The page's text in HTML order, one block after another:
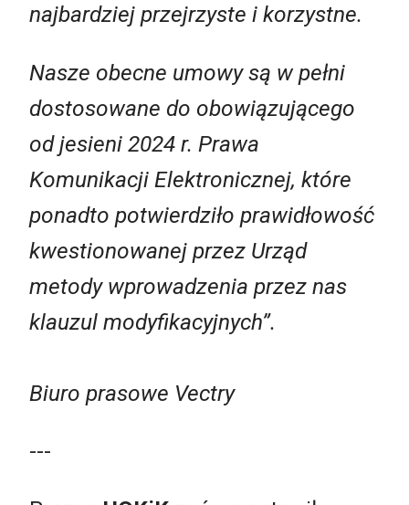
najbardziej przejrzyste i korzystne.
Nasze obecne umowy są w pełni
dostosowane do obowiązującego
od jesieni 2024 r. Prawa
Komunikacji Elektronicznej, które
ponadto potwierdziło prawidłowość
kwestionowanej przez Urząd
metody wprowadzenia przez nas
klauzul modyfikacyjnych”.
Biuro prasowe Vectry
---